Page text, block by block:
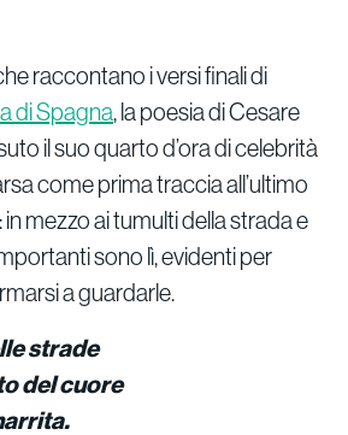
raccontano i versi finali di
di Spagna, la poesia di Cesare
il suo quarto d’ora di celebrità
come prima traccia all’ultimo
mezzo ai tumulti della strada e
sono lì, evidenti per
a guardarle.
strade
del cuore